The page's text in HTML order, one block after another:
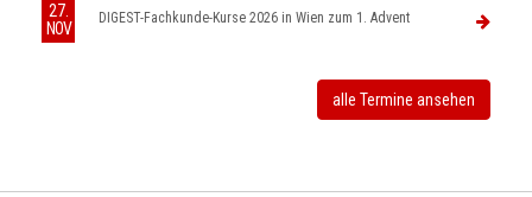
27.
NOV
DIGEST-Fachkunde-Kurse 2026 in Wien zum 1. Advent
alle Termine ansehen